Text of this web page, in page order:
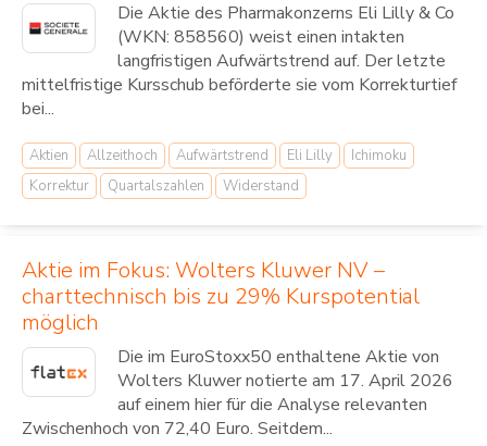
Die Aktie des Pharmakonzerns Eli Lilly & Co
(WKN: 858560) weist einen intakten
langfristigen Aufwärtstrend auf. Der letzte
mittelfristige Kursschub beförderte sie vom Korrekturtief
bei...
Aktien Allzeithoch Aufwärtstrend Eli Lilly
Ichimoku
Korrektur
Quartalszahlen Widerstand
Aktie im Fokus: Wolters Kluwer NV –
charttechnisch bis zu 29% Kurspotential
möglich
Die im EuroStoxx50 enthaltene Aktie von
Wolters Kluwer notierte am 17. April 2026
auf einem hier für die Analyse relevanten
Zwischenhoch von 72,40 Euro. Seitdem...